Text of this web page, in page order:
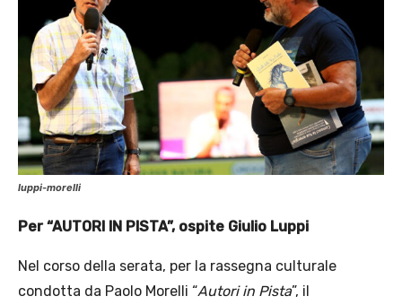
luppi-morelli
Per “AUTORI IN PISTA”, ospite Giulio Luppi
Nel corso della serata, per la rassegna culturale
condotta da Paolo Morelli “Autori in Pista”, il